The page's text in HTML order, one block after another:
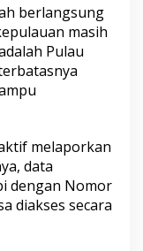
berlangsung
masih
Pulau
melaporkan
data
dengan Nomor
diakses secara